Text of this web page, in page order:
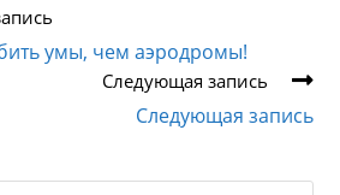
умы, чем аэродромы!
Следующая запись
Следующая запись